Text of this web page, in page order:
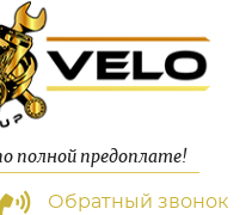
полной предоплате!
Обратный звонок